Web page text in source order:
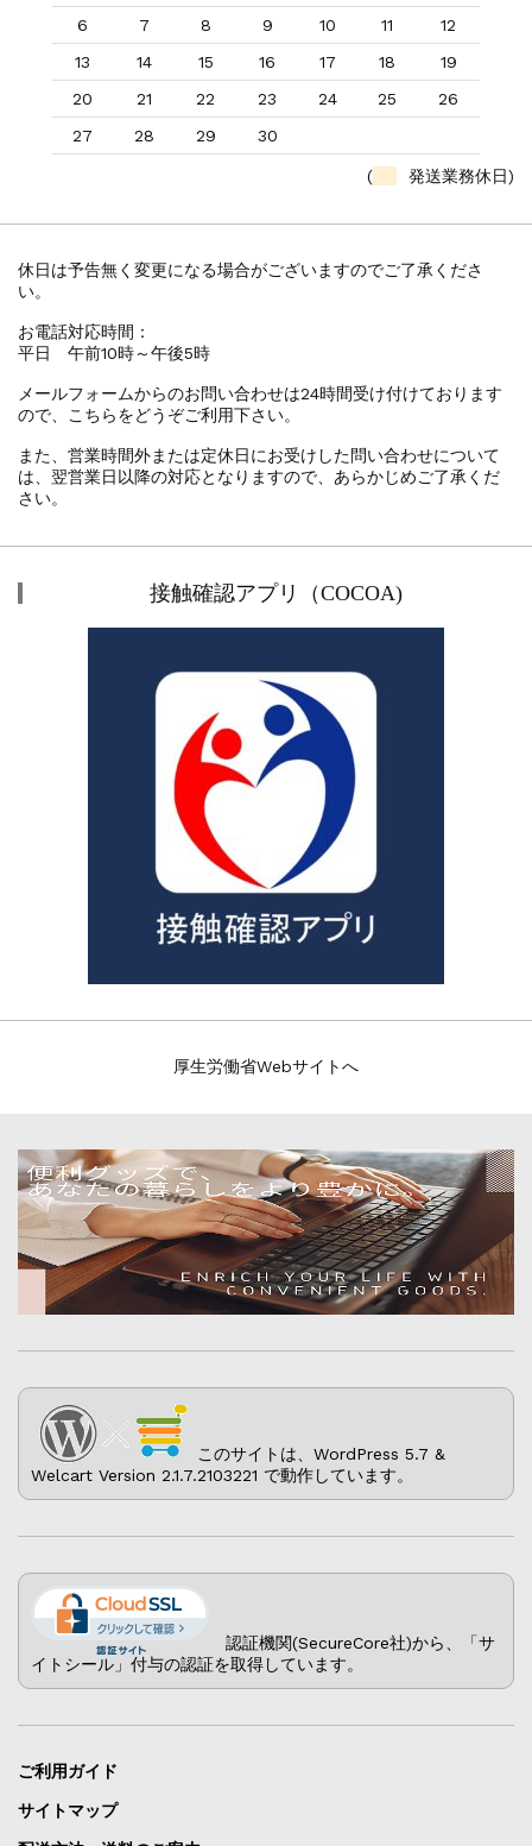
6
7 8 9 10 11
12
13
14 15 16 17 18
19
20
21 22 23 24 25
26
27
28 29 30
( 発送業務休日)
休日は予告無く変更になる場合がございますのでご了承くださ
い。
お電話対応時間：
平日 午前10時～午後5時
メールフォームからのお問い合わせは24時間受け付けております
ので、こちらをどうぞご利用下さい。
また、営業時間外または定休日にお受けした問い合わせについて
は、翌営業日以降の対応となりますので、あらかじめご了承くだ
さい。
接触確認アプリ（COCOA)
厚生労働省Webサイトへ
このサイトは、WordPress 5.7 &
Welcart Version 2.1.7.2103221 で動作しています。
認証機関(SecureCore社)から、「サ
イトシール」付与の認証を取得しています。
ご利用ガイド
サイトマップ